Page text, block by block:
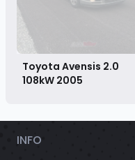
Toyota Avensis 2.0
108kW 2005
INFO